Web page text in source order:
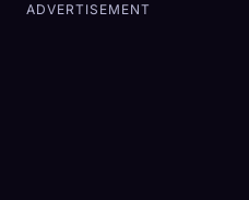
ADVERTISEMENT